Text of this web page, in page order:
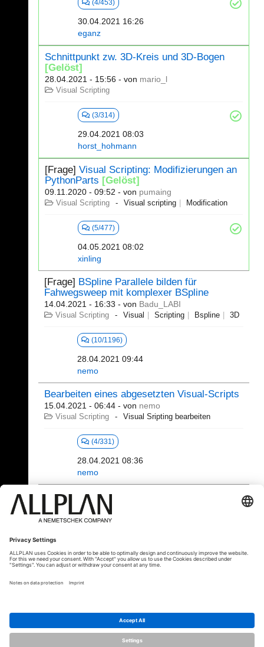
(4/453)
30.04.2021 16:26
eganz
Schnittpunkt zw. 3D-Kreis und 3D-Bogen
[Gelöst]
28.04.2021 - 15:56 - von mario_l
Visual Scripting
(3/314)
29.04.2021 08:03
horst_hohmann
[Frage] Visual Scripting: Modifizierungen an
PythonParts [Gelöst]
09.11.2020 - 09:52 - von pumaing
Visual Scripting Visual scripting Modification
(5/477)
04.05.2021 08:02
xinling
[Frage] BSpline Parallele bilden für
Fahwegsweep mit komplexer BSpline
14.04.2021 - 16:33 - von Badu_LABI
Visual Scripting Visual Scripting Bspline 3D
(10/1196)
28.04.2021 09:44
nemo
Bearbeiten eines abgesetzten Visual-Scripts
15.04.2021 - 06:44 - von nemo
Visual Scripting Visual Sripting bearbeiten
(4/331)
28.04.2021 08:36
nemo
321 - 340 (392)
⇤ «
© ALLPLAN Schweiz AG ALLPLAN ist Teil derNemetschek Group